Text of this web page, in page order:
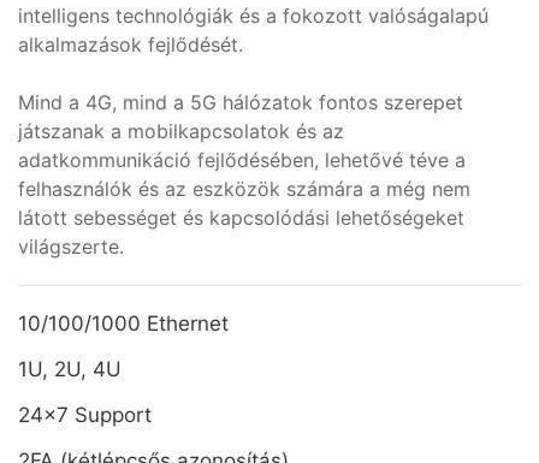
intelligens technológiák és a fokozott valóságalapú
alkalmazások fejlődését.
Mind a 4G, mind a 5G hálózatok fontos szerepet
játszanak a mobilkapcsolatok és az
adatkommunikáció fejlődésében, lehetővé téve a
felhasználók és az eszközök számára a még nem
látott sebességet és kapcsolódási lehetőségeket
világszerte.
10/100/1000 Ethernet
1U, 2U, 4U
24x7 Support